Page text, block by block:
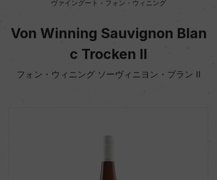
ヴァイングート・フォン・ウィニング
Von Winning Sauvignon Blan
c Trocken II
フォン・ウィニング ソーヴィニヨン・ブラン II